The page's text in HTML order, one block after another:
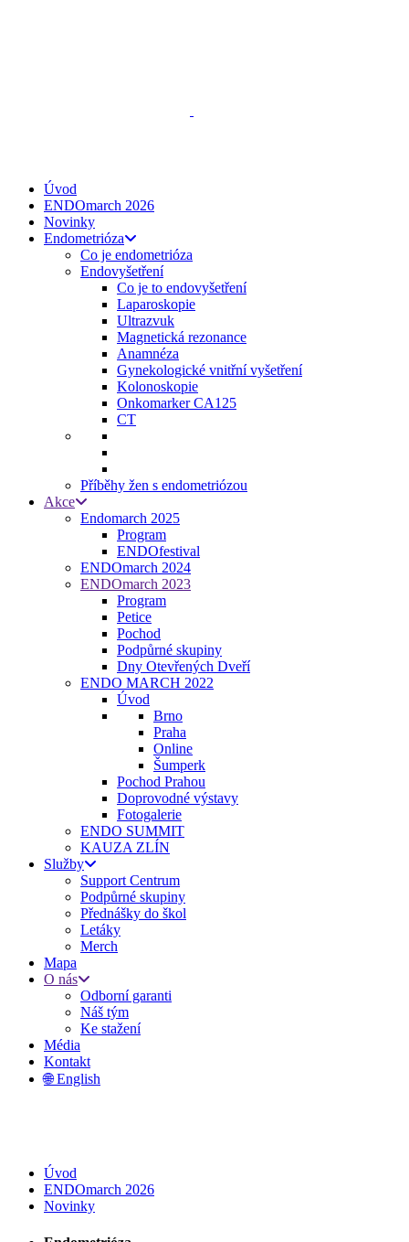
Úvod
ENDOmarch 2026
Novinky
Endometrióza
Co je endometrióza
Endovyšetření
Co je to endovyšetření
Laparoskopie
Ultrazvuk
Magnetická rezonance
Anamnéza
Gynekologické vnitřní vyšetření
Kolonoskopie
Onkomarker CA125
CT
Příběhy žen s endometriózou
Akce
Endomarch 2025
Program
ENDOfestival
ENDOmarch 2024
ENDOmarch 2023
Program
Petice
Pochod
Podpůrné skupiny
Dny Otevřených Dveří
ENDO MARCH 2022
Úvod
Brno
Praha
Online
Šumperk
Pochod Prahou
Doprovodné výstavy
Fotogalerie
ENDO SUMMIT
KAUZA ZLÍN
Služby
Support Centrum
Podpůrné skupiny
Přednášky do škol
Letáky
Merch
Mapa
O nás
Odborní garanti
Náš tým
Ke stažení
Média
Kontakt
🌐 English
Úvod
ENDOmarch 2026
Novinky